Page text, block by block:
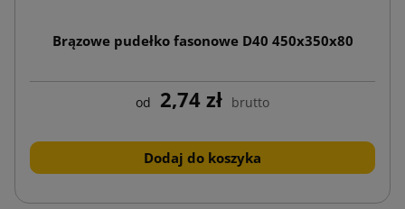
Brązowe pudełko fasonowe D40 450x350x80
od 2,74 zł brutto
Dodaj do koszyka